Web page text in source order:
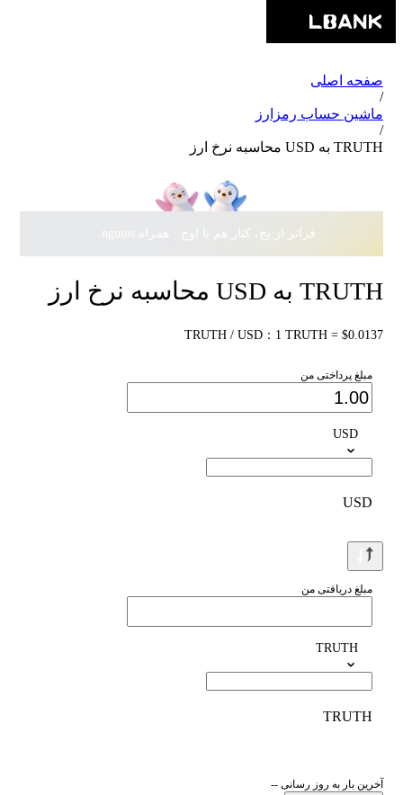
صفحه اصلی
/
ماشین حساب رمزارز
/
TRUTH به USD محاسبه نرخ ارز
TRUTH به USD محاسبه نرخ ارز
TRUTH / USD：1 TRUTH = $0.0137
مبلغ پرداختی من
USD
USD
مبلغ دریافتی من
TRUTH
TRUTH
آخرین بار به روز رسانی --